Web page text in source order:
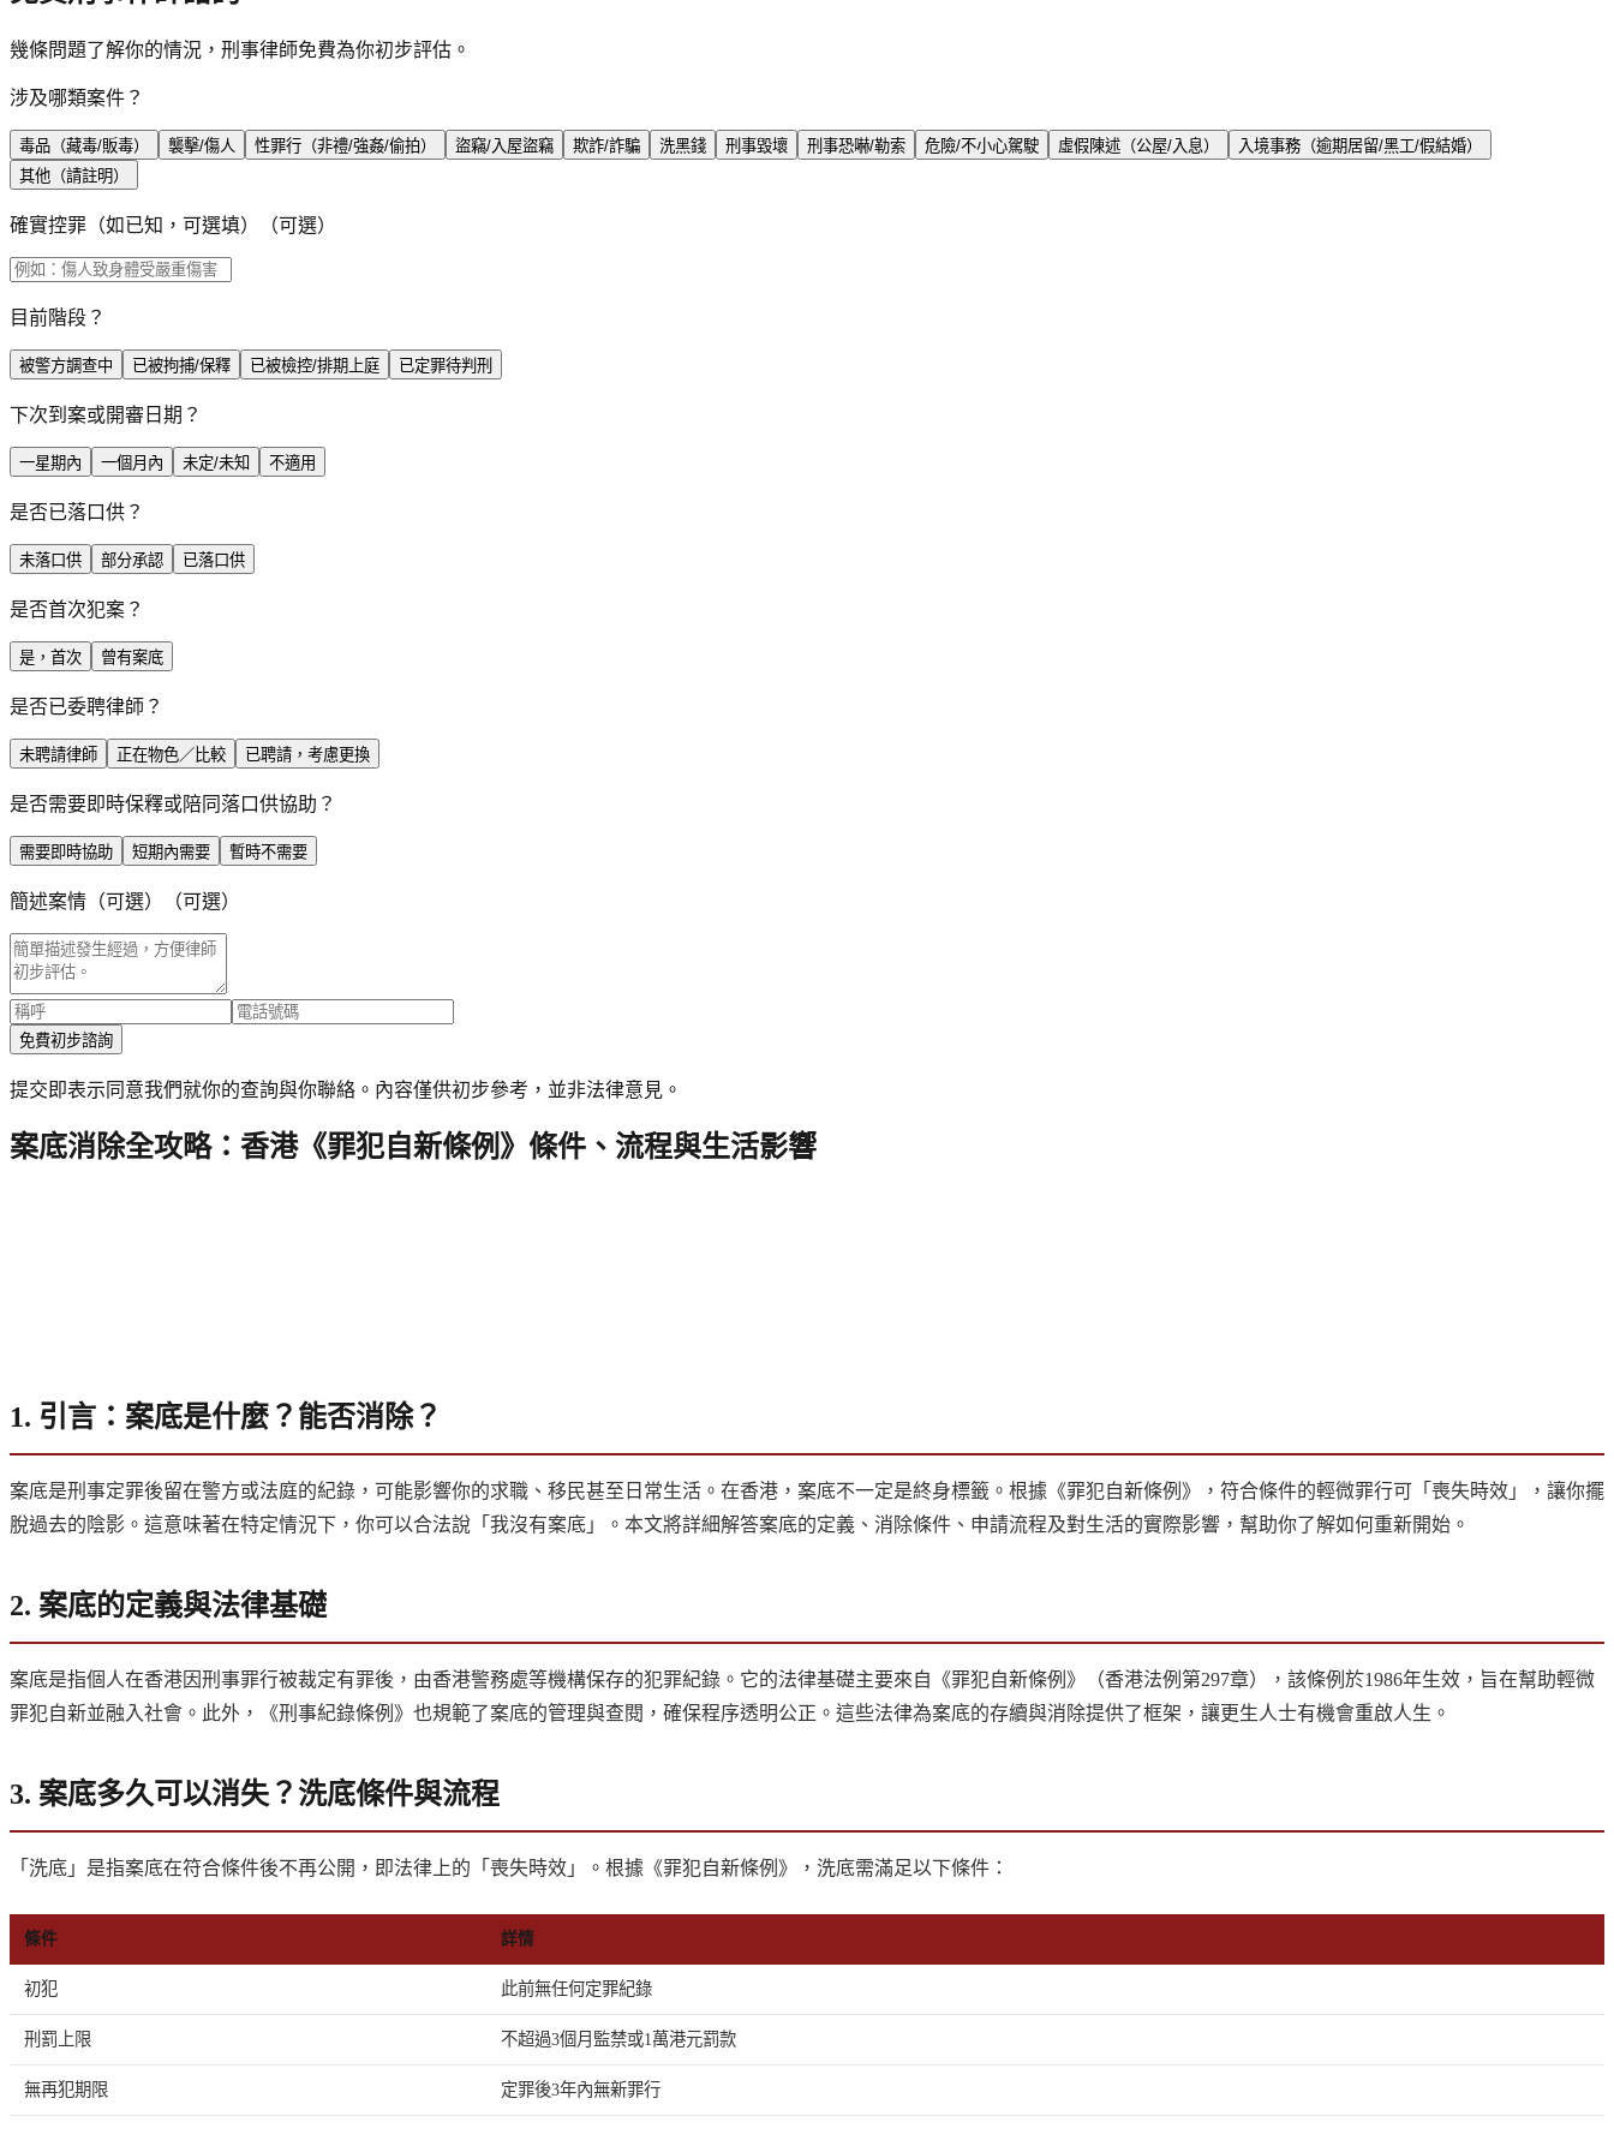
幾條問題了解你的情況，刑事律師免費為你初步評估。
涉及哪類案件？
毒品（藏毒/販毒） 襲擊/傷人 性罪行（非禮/強姦/偷拍） 盜竊/入屋盜竊 欺詐/詐騙 洗黑錢 刑事毀壞 刑事恐嚇/勒索 危險/不小心駕駛 虛假陳述（公屋/入息）
入境事務（逾期居留/黑工/假結婚）
其他（請註明）
確實控罪（如已知，可選填） （可選）
目前階段？
被警方調查中 已被拘捕/保釋 已被檢控/排期上庭 已定罪待判刑
下次到案或開審日期？
一星期內 一個月內 未定/未知 不適用
是否已落口供？
未落口供 部分承認 已落口供
是否首次犯案？
是，首次 曾有案底
是否已委聘律師？
未聘請律師 正在物色／比較 已聘請，考慮更換
是否需要即時保釋或陪同落口供協助？
需要即時協助 短期內需要 暫時不需要
簡述案情（可選） （可選）
免費初步諮詢
提交即表示同意我們就你的查詢與你聯絡。內容僅供初步參考，並非法律意見。
案底消除全攻略：香港《罪犯自新條例》條件、流程與生活影響
1. 引言：案底是什麼？能否消除？
案底是刑事定罪後留在警方或法庭的紀錄，可能影響你的求職、移民甚至日常生活。在香港，案底不一定是終身標籤。根據《罪犯自新條例》，符合條件的輕微罪行可「喪失時效」，讓你擺
脫過去的陰影。這意味著在特定情況下，你可以合法說「我沒有案底」。本文將詳細解答案底的定義、消除條件、申請流程及對生活的實際影響，幫助你了解如何重新開始。
2. 案底的定義與法律基礎
案底是指個人在香港因刑事罪行被裁定有罪後，由香港警務處等機構保存的犯罪紀錄。它的法律基礎主要來自《罪犯自新條例》（香港法例第297章），該條例於1986年生效，旨在幫助輕微
罪犯自新並融入社會。此外，《刑事紀錄條例》也規範了案底的管理與查閱，確保程序透明公正。這些法律為案底的存續與消除提供了框架，讓更生人士有機會重啟人生。
3. 案底多久可以消失？洗底條件與流程
「洗底」是指案底在符合條件後不再公開，即法律上的「喪失時效」。根據《罪犯自新條例》，洗底需滿足以下條件：
條件 詳情
初犯 此前無任何定罪紀錄
刑罰上限 不超過3個月監禁或1萬港元罰款
無再犯期限 定罪後3年內無新罪行